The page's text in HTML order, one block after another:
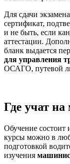
Для сдачи
сертификат,
и не быть, если
аттестации.
бланк выдается
для управления
ОСАГО, путевой
Где учат
Обучение состоит
курсы можно в
подготовкой
изучения